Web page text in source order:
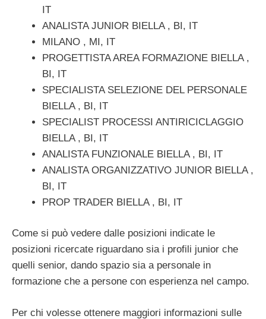
IT
ANALISTA JUNIOR BIELLA , BI, IT
MILANO , MI, IT
PROGETTISTA AREA FORMAZIONE BIELLA ,
BI, IT
SPECIALISTA SELEZIONE DEL PERSONALE
BIELLA , BI, IT
SPECIALIST PROCESSI ANTIRICICLAGGIO
BIELLA , BI, IT
ANALISTA FUNZIONALE BIELLA , BI, IT
ANALISTA ORGANIZZATIVO JUNIOR BIELLA ,
BI, IT
PROP TRADER BIELLA , BI, IT
Come si può vedere dalle posizioni indicate le
posizioni ricercate riguardano sia i profili junior che
quelli senior, dando spazio sia a personale in
formazione che a persone con esperienza nel campo.
Per chi volesse ottenere maggiori informazioni sulle